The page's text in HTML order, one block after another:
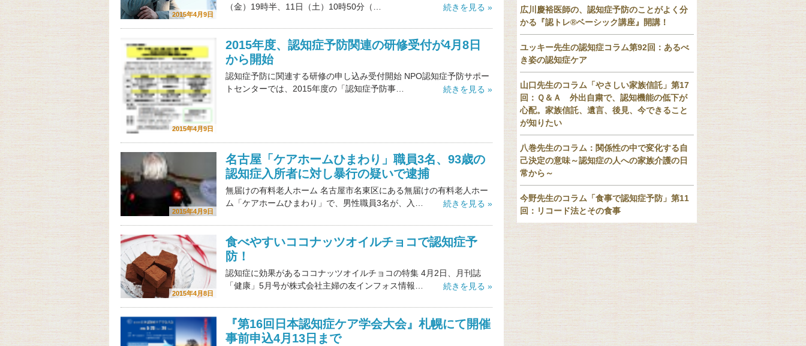
2015年4月9日
（金）19時半、11日（土）10時50分（…
続きを見る »
2015年4月9日
2015年度、認知症予防関連の研修受付が4月8日
から開始
認知症予防に関連する研修の申し込み受付開始 NPO認知症予防サポー
トセンターでは、2015年度の「認知症予防事…
続きを見る »
2015年4月9日
名古屋「ケアホームひまわり」職員3名、93歳の
認知症入所者に対し暴行の疑いで逮捕
無届けの有料老人ホーム 名古屋市名東区にある無届けの有料老人ホー
ム「ケアホームひまわり」で、男性職員3名が、入…
続きを見る »
2015年4月8日
食べやすいココナッツオイルチョコで認知症予
防！
認知症に効果があるココナッツオイルチョコの特集 4月2日、月刊誌
「健康」5月号が株式会社主婦の友インフォス情報…
続きを見る »
『第16回日本認知症ケア学会大会』札幌にて開催
事前申込4月13日まで
広川慶裕医師の、認知症予防のことがよく分
かる『認トレ®️ベーシック講座』開講！
ユッキー先生の認知症コラム第92回：あるべ
き姿の認知症ケア
山口先生のコラム「やさしい家族信託」第17
回：Ｑ＆Ａ 外出自粛で、認知機能の低下が
心配。家族信託、遺言、後見、今できること
が知りたい
八巻先生のコラム：関係性の中で変化する自
己決定の意味～認知症の人への家族介護の日
常から～
今野先生のコラム「食事で認知症予防」第11
回：リコード法とその食事